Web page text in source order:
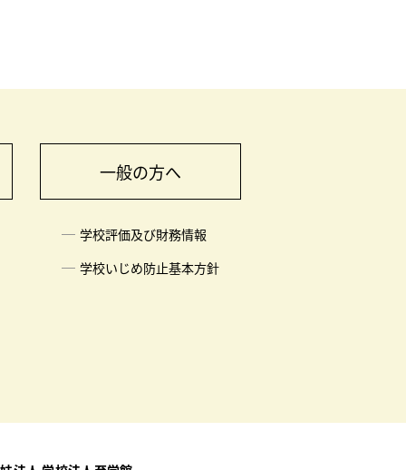
一般の方へ
学校評価及び財務情報
学校いじめ防止基本方針